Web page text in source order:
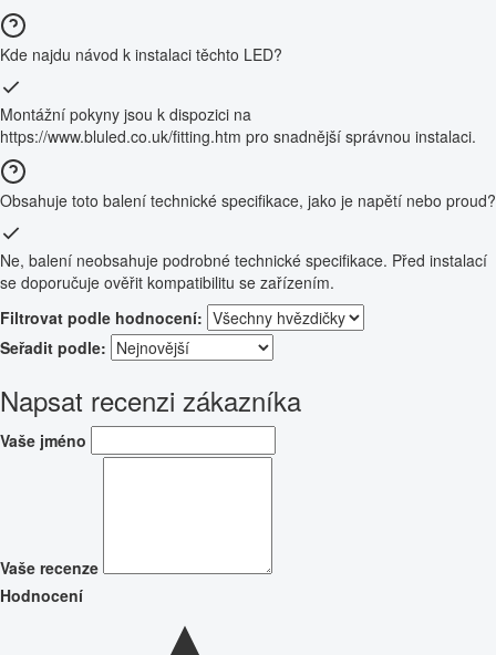
Kde najdu návod k instalaci těchto LED?
Montážní pokyny jsou k dispozici na
https://www.bluled.co.uk/fitting.htm pro snadnější správnou instalaci.
Obsahuje toto balení technické specifikace, jako je napětí nebo proud?
Ne, balení neobsahuje podrobné technické specifikace. Před instalací
se doporučuje ověřit kompatibilitu se zařízením.
Filtrovat podle hodnocení:
Seřadit podle:
Napsat recenzi zákazníka
Vaše jméno
Vaše recenze
Hodnocení